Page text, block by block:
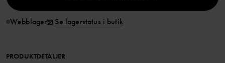
Webblager Se lagerstatus i butik
PRODUKTDETALJER